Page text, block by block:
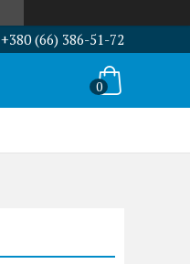
+380 (66) 386-51-72